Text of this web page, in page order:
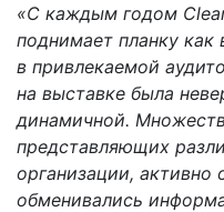
«С каждым годом
поднимает планку
в привлекаемой
на выставке была
динамичной.
представляющих
организации, активно
обменивались